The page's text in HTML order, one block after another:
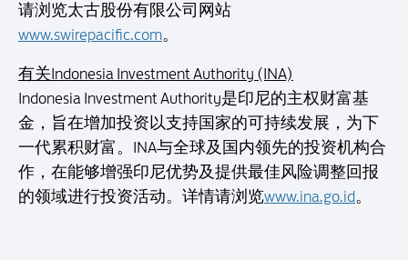
请浏览太古股份有限公司网站
www.swirepacific.com。
有关Indonesia Investment Authority (INA)
Indonesia Investment Authority是印尼的主权财富基
金，旨在增加投资以支持国家的可持续发展，为下
一代累积财富。INA与全球及国内领先的投资机构合
作，在能够增强印尼优势及提供最佳风险调整回报
的领域进行投资活动。详情请浏览www.ina.go.id。